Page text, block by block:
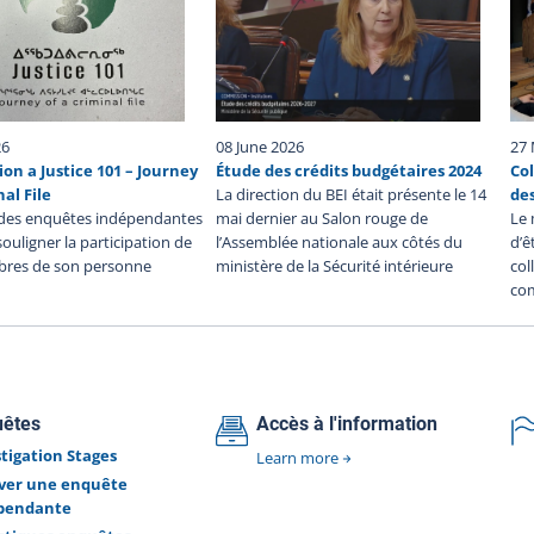
a
se
de
le
Le
a Justice 101 – Journey
File
enquêtes indépendantes
la participation de
de son personne
08 June 2026
Étude des crédits budgétaires 2024
La direction du BEI était présente le 14
mai dernier au Salon rouge de
l’Assemblée nationale aux côtés du
ministère de la Sécurité intérieure
27
Le
Stages
une enquête
Accès à l'information
Learn more